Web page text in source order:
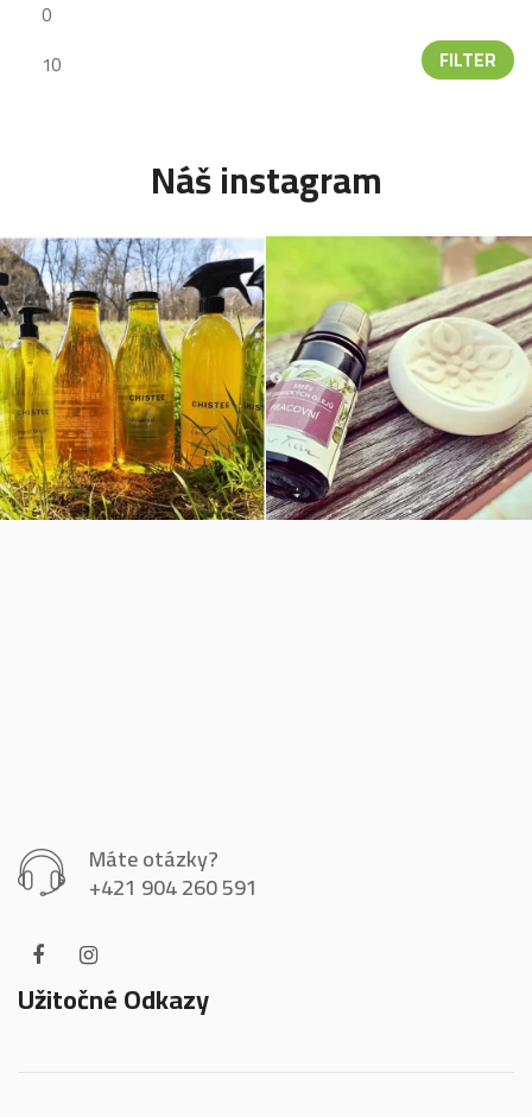
FILTER
Náš instagram
Máte otázky?
+421 904 260 591
Užitočné Odkazy